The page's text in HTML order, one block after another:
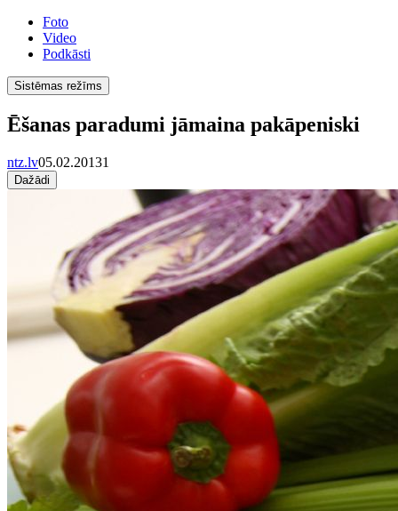
Foto
Video
Podkāsti
Sistēmas režīms
Ēšanas paradumi jāmaina pakāpeniski
ntz.lv05.02.20131
Dažādi